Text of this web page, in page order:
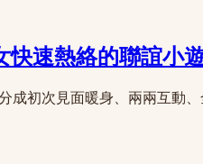
速熱絡的聯誼小遊
成初次見面暖身、兩兩互動